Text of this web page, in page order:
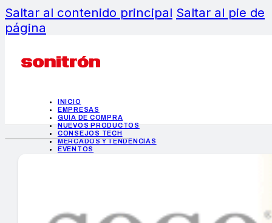
Saltar al contenido principal Saltar al pie de
página
INICIO
EMPRESAS
GUÍA DE COMPRA
NUEVOS PRODUCTOS
CONSEJOS TECH
MERCADOS Y TENDENCIAS
EVENTOS